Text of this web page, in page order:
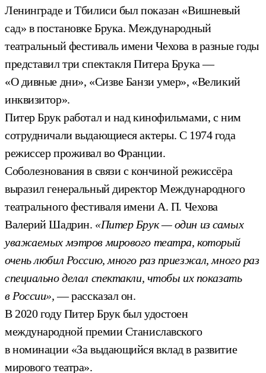
Ленинграде и Тбилиси был показан «Вишневый
сад» в постановке Брука. Международный
театральный фестиваль имени Чехова в разные годы
представил три спектакля Питера Брука —
«О дивные дни», «Сизве Банзи умер», «Великий
инквизитор».
Питер Брук работал и над кинофильмами, с ним
сотрудничали выдающиеся актеры. С 1974 года
режиссер проживал во Франции.
Соболезнования в связи с кончиной режиссёра
выразил генеральный директор Международного
театрального фестиваля имени А. П. Чехова
Валерий Шадрин. «Питер Брук — один из самых
уважаемых мэтров мирового театра, который
очень любил Россию, много раз приезжал, много раз
специально делал спектакли, чтобы их показать
в России»,— рассказал он.
В 2020 году Питер Брук был удостоен
международной премии Станиславского
в номинации «За выдающийся вклад в развитие
мирового театра».